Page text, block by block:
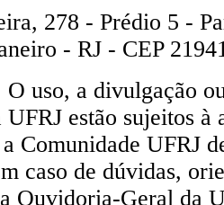
278 - Prédio 5 -
- RJ - CEP
O uso, a divulgação
estão sujeitos
Comunidade UFRJ
caso de dúvidas,
Ouvidoria-Geral da